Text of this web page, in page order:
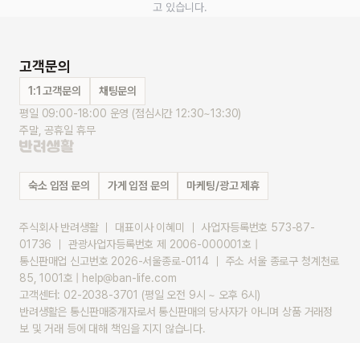
고 있습니다.
고객문의
1:1 고객문의
채팅문의
평일 09:00-18:00 운영 (점심시간 12:30~13:30)
주말, 공휴일 휴무
숙소 입점 문의 가게 입점 문의 마케팅/광고 제휴
주식회사 반려생활 ｜ 대표이사 이혜미 ｜ 사업자등록번호 573-87-
01736 ｜ 관광사업자등록번호 제 2006-000001호 |
통신판매업 신고번호 2026-서울종로-0114 ｜ 주소 서울 종로구 청계천로
85, 1001호 | help@ban-life.com
고객센터: 02-2038-3701 (평일 오전 9시 ~ 오후 6시)
반려생활은 통신판매중개자로서 통신판매의 당사자가 아니며 상품 거래정
보 및 거래 등에 대해 책임을 지지 않습니다.